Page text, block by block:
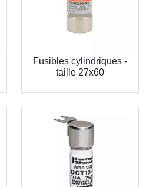
Fusibles cylindriques -
taille 27x60